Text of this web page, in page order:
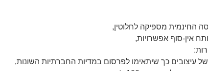
החינמית מספיקה לחלוטין,
אין-סוף אפשרויות,
עיצובים כך שיתאימו לפרסום במדיות החברתיות השונות,